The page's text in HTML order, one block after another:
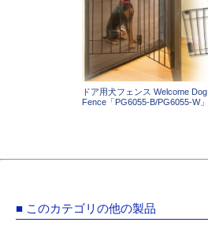
ドア用犬フェンス Welcome Dog
Fence「PG6055-B/PG6055-W」
■ このカテゴリの他の製品